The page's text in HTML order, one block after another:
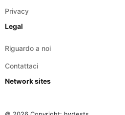
Privacy
Legal
Riguardo a noi
Contattaci
Network sites